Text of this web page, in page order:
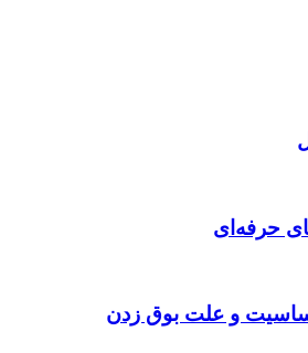
و علت بوق زدن